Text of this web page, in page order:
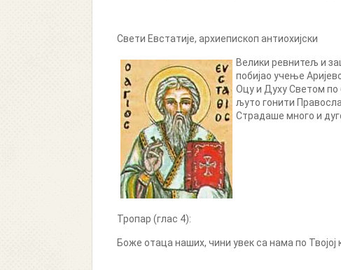
Свети Евстатије, архиепископ антиохијски
Велики ревнитељ и
побијао учење
Оцу и Духу Светом по
љуто гонити
Страдаше много и
Тропар (глас 4):
Боже отаца наших, чини увек са нама по